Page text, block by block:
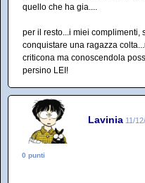
quello che ha gia....
per il resto...i miei complimenti,
conquistare una ragazza
criticona ma conoscendola
persino LEI!
Lavinia 11/
0 punti